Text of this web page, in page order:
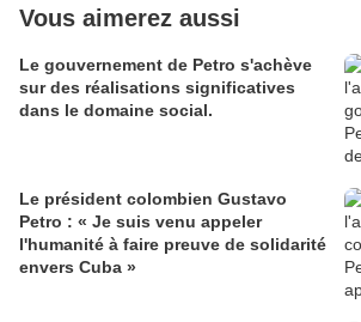
Vous aimerez aussi
Le gouvernement de Petro s'achève
sur des réalisations significatives
dans le domaine social.
Le président colombien Gustavo
Petro : « Je suis venu appeler
l'humanité à faire preuve de solidarité
envers Cuba »